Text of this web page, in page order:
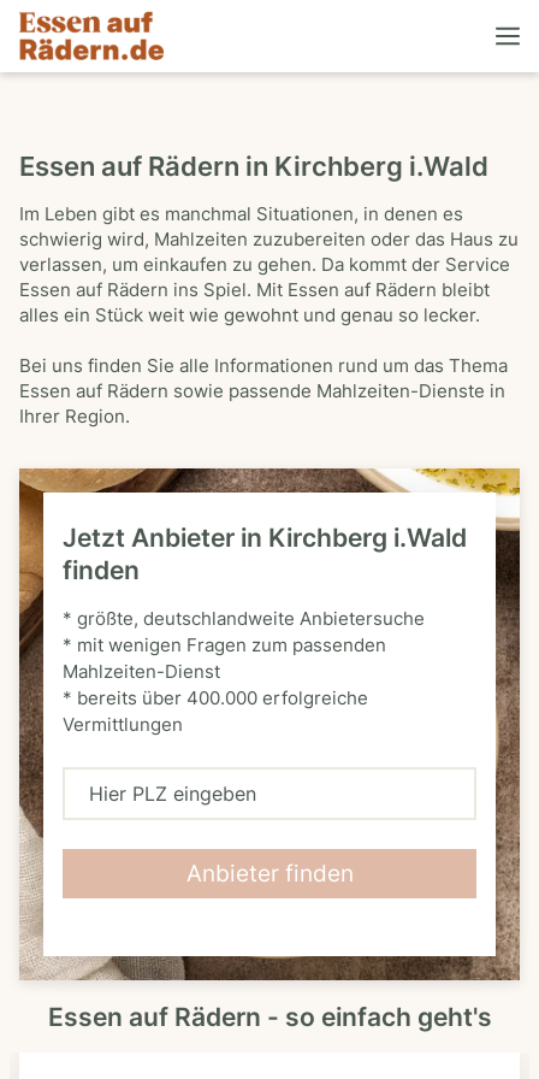
Essen auf Rädern in Kirchberg i.Wald
Im Leben gibt es manchmal Situationen, in denen es
schwierig wird, Mahlzeiten zuzubereiten oder das Haus zu
verlassen, um einkaufen zu gehen. Da kommt der Service
Essen auf Rädern ins Spiel. Mit Essen auf Rädern bleibt
alles ein Stück weit wie gewohnt und genau so lecker.
Bei uns finden Sie alle Informationen rund um das Thema
Essen auf Rädern sowie passende Mahlzeiten-Dienste in
Ihrer Region.
Jetzt Anbieter in Kirchberg i.Wald
finden
* größte, deutschlandweite Anbietersuche
* mit wenigen Fragen zum passenden
Mahlzeiten-Dienst
* bereits über 400.000 erfolgreiche
Vermittlungen
H
L
Z
Anbieter finden
Essen auf Rädern - so einfach geht's